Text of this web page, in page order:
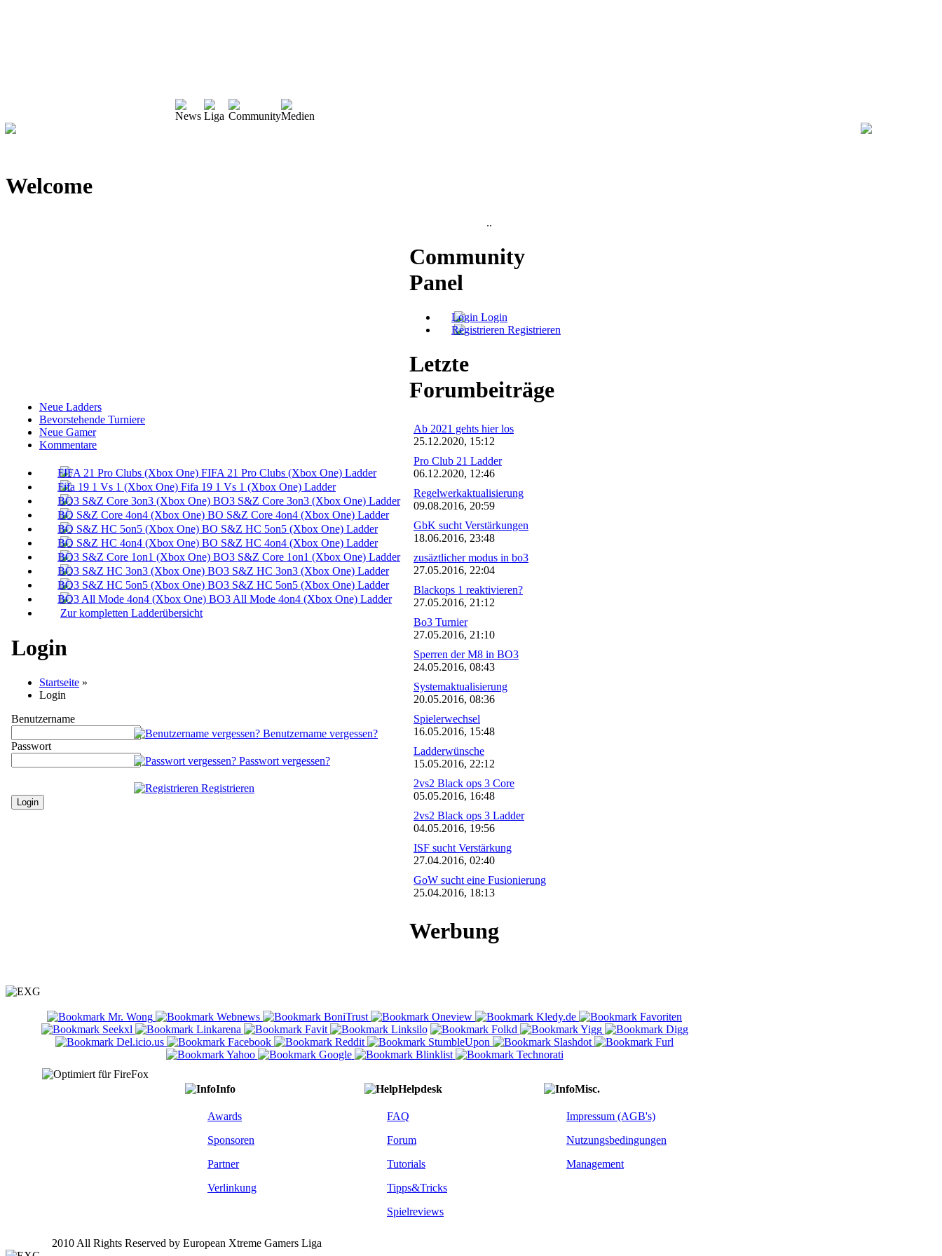
Welcome
Neue Ladders
Bevorstehende Turniere
Neue Gamer
Kommentare
FIFA 21 Pro Clubs (Xbox One) Ladder
Fifa 19 1 Vs 1 (Xbox One) Ladder
BO3 S&Z Core 3on3 (Xbox One) Ladder
BO S&Z Core 4on4 (Xbox One) Ladder
BO S&Z HC 5on5 (Xbox One) Ladder
BO S&Z HC 4on4 (Xbox One) Ladder
BO3 S&Z Core 1on1 (Xbox One) Ladder
BO3 S&Z HC 3on3 (Xbox One) Ladder
BO3 S&Z HC 5on5 (Xbox One) Ladder
BO3 All Mode 4on4 (Xbox One) Ladder
Zur kompletten Ladderübersicht
Login
Startseite »
Login
Benutzername
Benutzername vergessen?
Passwort
Passwort vergessen?
Registrieren
..
Community
Panel
Login
Registrieren
Letzte
Forumbeiträge
Ab 2021 gehts hier los
25.12.2020, 15:12
Pro Club 21 Ladder
06.12.2020, 12:46
Regelwerkaktualisierung
09.08.2016, 20:59
GbK sucht Verstärkungen
18.06.2016, 23:48
zusäztlicher modus in bo3
27.05.2016, 22:04
Blackops 1 reaktivieren?
27.05.2016, 21:12
Bo3 Turnier
27.05.2016, 21:10
Sperren der M8 in BO3
24.05.2016, 08:43
Systemaktualisierung
20.05.2016, 08:36
Spielerwechsel
16.05.2016, 15:48
Ladderwünsche
15.05.2016, 22:12
2vs2 Black ops 3 Core
05.05.2016, 16:48
2vs2 Black ops 3 Ladder
04.05.2016, 19:56
ISF sucht Verstärkung
27.04.2016, 02:40
GoW sucht eine Fusionierung
25.04.2016, 18:13
Werbung
Info
Awards
Sponsoren
Partner
Verlinkung
Helpdesk
FAQ
Forum
Tutorials
Tipps&Tricks
Spielreviews
Misc.
Impressum (AGB's)
Nutzungsbedingungen
Management
2010 All Rights Reserved by European Xtreme Gamers Liga